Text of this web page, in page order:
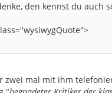
den kennst du auch
zwei mal mit ihm